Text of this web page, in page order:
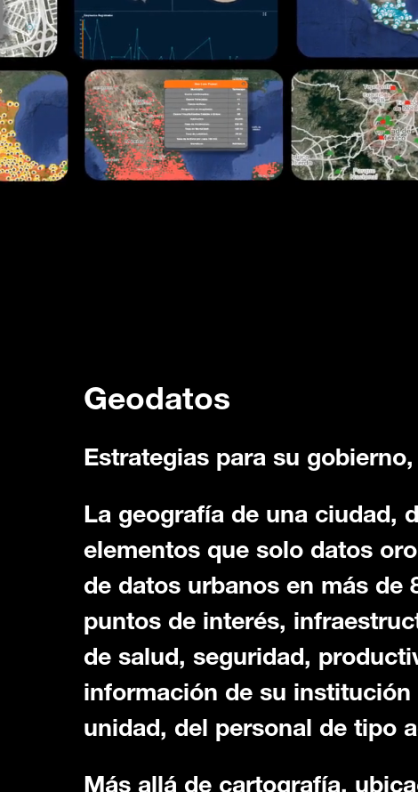
Geodatos
Estrategias para su
La geografía de una ciudad,
elementos que solo datos
de datos urbanos en más de
puntos de interés,
de salud, seguridad,
información de su
unidad, del personal de tipo